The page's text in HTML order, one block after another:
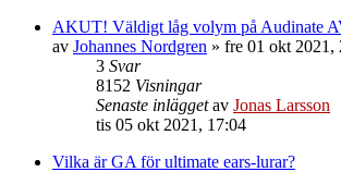
AKUT! Väldigt låg volym på Audinate
av Johannes Nordgren » fre 01 okt 2021,
3 Svar
8152 Visningar
Senaste inläggetav Jonas Larsson
tis 05 okt 2021, 17:04
Vilka är GA för ultimate ears-lurar?